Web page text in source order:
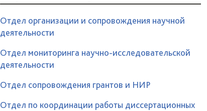
Отдел организации и сопровождения научной
деятельности
Отдел мониторинга научно-исследовательской
деятельности
Отдел сопровождения грантов и НИР
Отдел по координации работы диссертационных